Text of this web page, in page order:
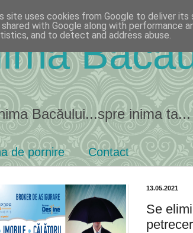
Bacăului...spre inima ta...
de pornire Contact
13.05.2021
Se
site uses cookies from Google to deliver its
shared with Google along with performance
and to detect and address abuse.